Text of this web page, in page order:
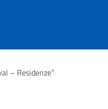
– Residenze”